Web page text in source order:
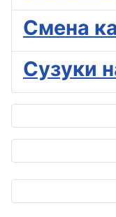
Смена
Сузуки